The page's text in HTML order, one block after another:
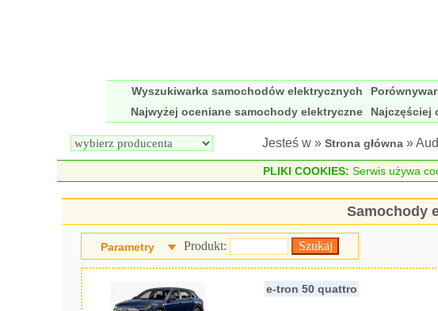
Wyszukiwarka samochodów elektrycznych
Najwyżej oceniane samochody elektryczne
Najczęściej
Jesteś w » Strona główna »
PLIKI COOKIES: Serwis używa
Samochody
Parametry Produkt:
e-tron 50 quattro